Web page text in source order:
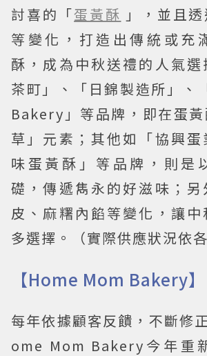
討喜的「蛋黃酥 」，並且
等變化，打造出傳統或充
酥，成為中秋送禮的人氣
茶町」、「日錦製造所」、
Bakery」等品牌，即在蛋
草」元素；其他如「協興蛋
味蛋黃酥」等品牌，則是
礎，傳遞雋永的好滋味；
皮、麻糬內餡等變化，讓中
多選擇。（實際供應狀況依各
【Home Mom Bakery】
每年依據顧客反饋，不斷修
ome Mom Bakery今年重